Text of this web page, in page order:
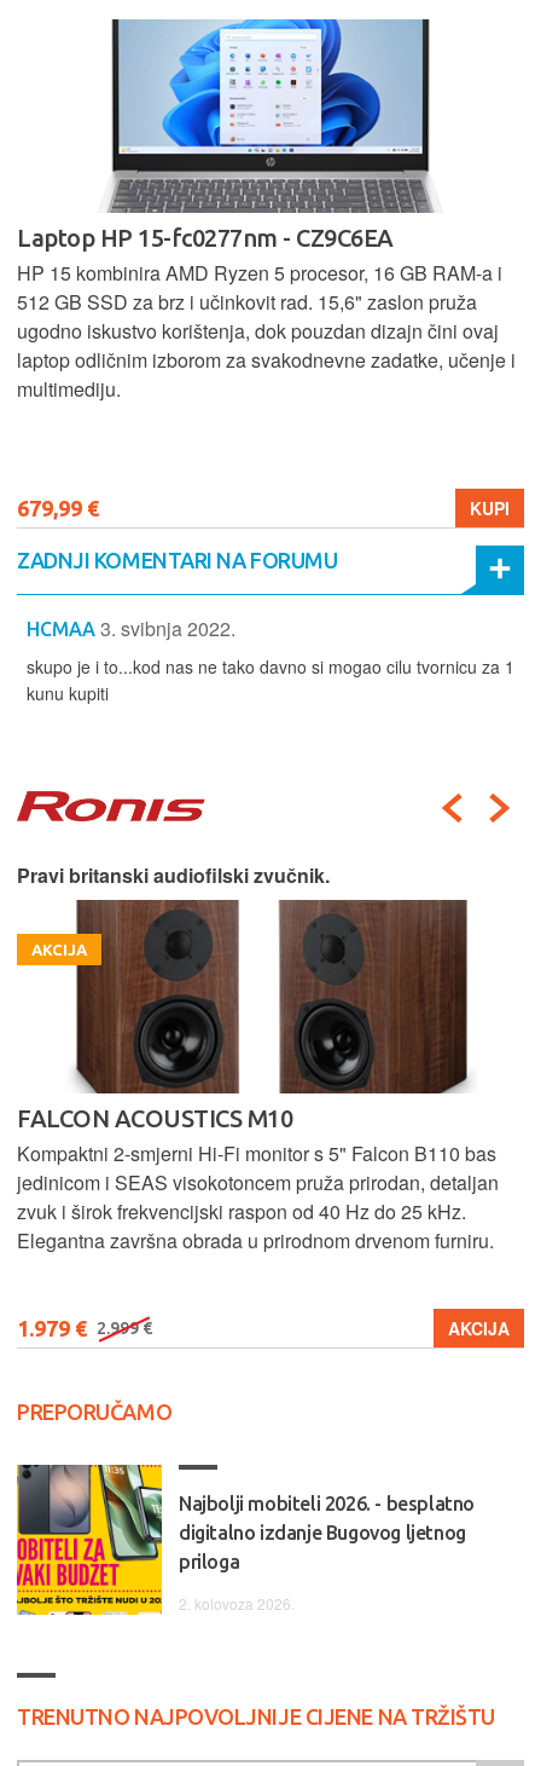
Laptop HP 15-fc0277nm - CZ9C6EA
HP 15 kombinira AMD Ryzen 5 procesor, 16 GB RAM-a i
512 GB SSD za brz i učinkovit rad. 15,6" zaslon pruža
ugodno iskustvo korištenja, dok pouzdan dizajn čini ovaj
laptop odličnim izborom za svakodnevne zadatke, učenje i
multimediju.
679,99 € KUPI
ZADNJI KOMENTARI NA FORUMU
HCMAA 3. svibnja 2022.
skupo je i to...kod nas ne tako davno si mogao cilu tvornicu za 1
kunu kupiti
Pravi britanski audiofilski zvučnik.
AKCIJA
FALCON ACOUSTICS M10
Kompaktni 2-smjerni Hi-Fi monitor s 5" Falcon B110 bas
jedinicom i SEAS visokotoncem pruža prirodan, detaljan
zvuk i širok frekvencijski raspon od 40 Hz do 25 kHz.
Elegantna završna obrada u prirodnom drvenom furniru.
1.979 € 2.999 € AKCIJA
PREPORUČAMO
Najbolji mobiteli 2026. - besplatno
digitalno izdanje Bugovog ljetnog
priloga
2. kolovoza 2026.
TRENUTNO NAJPOVOLJNIJE CIJENE NA TRŽIŠTU